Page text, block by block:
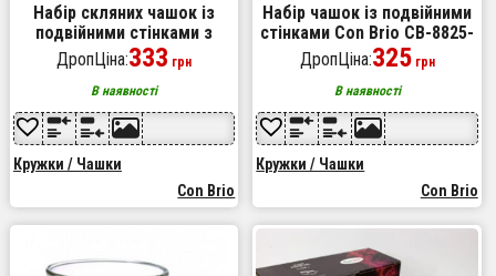
Набір скляних чашок із
подвійними стінками з
вушками Con Brio СВ-8435-
2, 2шт, 350мл, з подвійним
дном
ДропЦіна:333 грн
В наявності
Кружки / Чашки
Con Brio
Набір чашок із подвійними
стінками Con Brio CB-8825-
2 250мл 2шт, чашки для
кави, набір чашок для чаю
ДропЦіна:325грн
В наявності
Кружки / Чашки
Con Brio